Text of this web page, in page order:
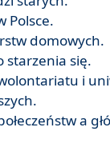
Polsce.
domowych.
starzenia się.
i
.
a